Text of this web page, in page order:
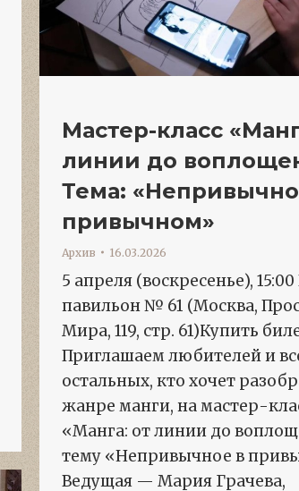
Мастер-класс
линии до
Тема:
привычном»
Архив 16.03.2026
5 апреля (воскресенье),
павильон № 61 (Москва,
Мира, 119, стр. 61)Купить
Приглашаем любителей и
остальных, кто хочет
жанре манги, на мастер-
«Манга: от линии до
тему «Непривычное в
Ведущая — Мария Грачева,